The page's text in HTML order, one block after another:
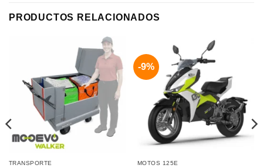
PRODUCTOS RELACIONADOS
TRANSPORTE
-9%
MOTOS 125E